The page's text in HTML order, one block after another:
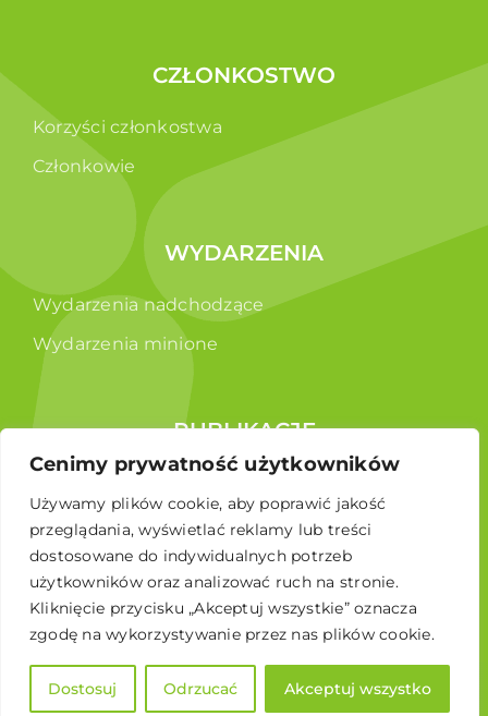
Cenimy prywatność użytkowników
Używamy plików cookie, aby poprawić jakość
przeglądania, wyświetlać reklamy lub treści
dostosowane do indywidualnych potrzeb
użytkowników oraz analizować ruch na stronie.
Kliknięcie przycisku „Akceptuj wszystkie” oznacza
zgodę na wykorzystywanie przez nas plików cookie.
Dostosuj Odrzucać Akceptuj wszystko
CZŁONKOSTWO
Korzyści członkostwa
Członkowie
WYDARZENIA
Wydarzenia nadchodzące
Wydarzenia minione
PUBLIKACJE
Raporty
Broszura edukacyjna
© 2026 Polskie Stowarzyszenie Energetyki Wiatrowej